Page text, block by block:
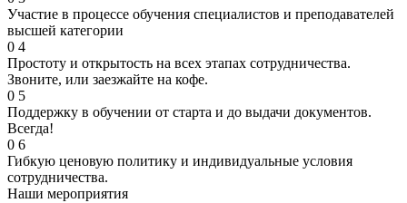
Участие в процессе обучения специалистов и преподавателей
высшей категории
0 4
Простоту и открытость на всех этапах сотрудничества.
Звоните, или заезжайте на кофе.
0 5
Поддержку в обучении от старта и до выдачи документов.
Всегда!
0 6
Гибкую ценовую политику и индивидуальные условия
сотрудничества.
Наши мероприятия